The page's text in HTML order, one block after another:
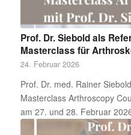
Prof. Dr. Siebold als
Masterclass für
24. Februar 2026
Prof. Dr. med. Rainer
Masterclass Arthroscopy
am 27. und 28. Februar